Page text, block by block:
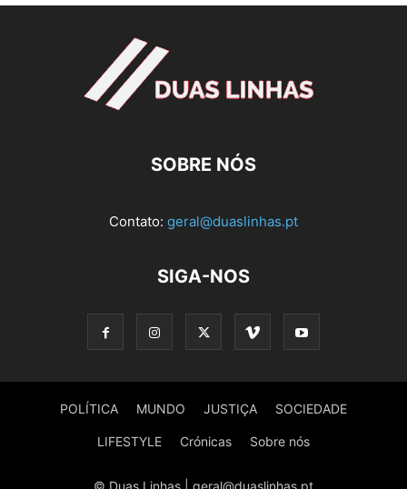
SOBRE NÓS
Contato: geral@duaslinhas.pt
SIGA-NOS
POLÍTICA MUNDO JUSTIÇA SOCIEDADE
LIFESTYLE Crónicas Sobre nós
© Duas Linhas | geral@duaslinhas.pt